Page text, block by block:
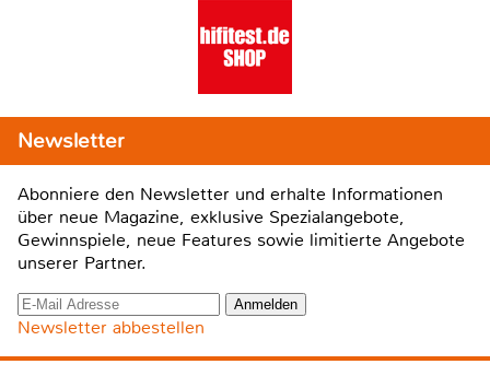
Newsletter
Abonniere den Newsletter und erhalte Informationen
über neue Magazine, exklusive Spezialangebote,
Gewinnspiele, neue Features sowie limitierte Angebote
unserer Partner.
Newsletter abbestellen